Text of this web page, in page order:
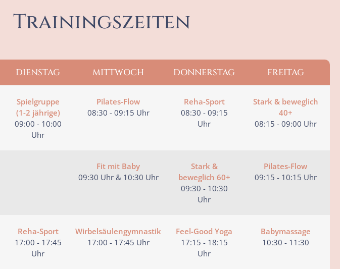
Trainingszeiten
DIENSTAG MITTWOCH DONNERSTAG FREITAG
Spielgruppe
(1-2 jährige)
09:00 - 10:00
Uhr
Pilates-Flow
08:30 - 09:15 Uhr
Reha-Sport
08:30 - 09:15
Uhr
Stark & beweglich
40+
08:15 - 09:00 Uhr
Fit mit Baby
09:30 Uhr & 10:30 Uhr
Stark &
beweglich 60+
09:30 - 10:30
Uhr
Pilates-Flow
09:15 - 10:15 Uhr
Reha-Sport
17:00 - 17:45
Uhr
Wirbelsäulengymnastik
17:00 - 17:45 Uhr
Feel-Good Yoga
17:15 - 18:15
Uhr
Babymassage
10:30 - 11:30